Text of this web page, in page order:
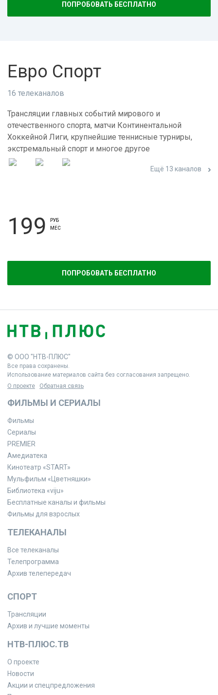
ПОПРОБОВАТЬ БЕСПЛАТНО
Евро Спорт
16 телеканалов
Трансляции главных событий мирового и
отечественного спорта, матчи Континентальной
Хоккейной Лиги, крупнейшие теннисные турниры,
экстремальный спорт и многое другое
Ещё 13 каналов
199
РУБ
МЕС
ПОПРОБОВАТЬ БЕСПЛАТНО
© ООО "НТВ-ПЛЮС"
Все права сохранены.
Использование материалов сайта без согласования запрещено.
О проекте
Обратная связь
ФИЛЬМЫ И СЕРИАЛЫ
Фильмы
Сериалы
PREMIER
Амедиатека
Кинотеатр «START»
Мульфильм «Цветняшки»
Библиотека «viju»
Бесплатные каналы и фильмы
Фильмы для взрослых
ТЕЛЕКАНАЛЫ
Все телеканалы
Телепрограмма
Архив телепередач
СПОРТ
Трансляции
Архив и лучшие моменты
НТВ-ПЛЮС.ТВ
О проекте
Новости
Акции и спецпредложения